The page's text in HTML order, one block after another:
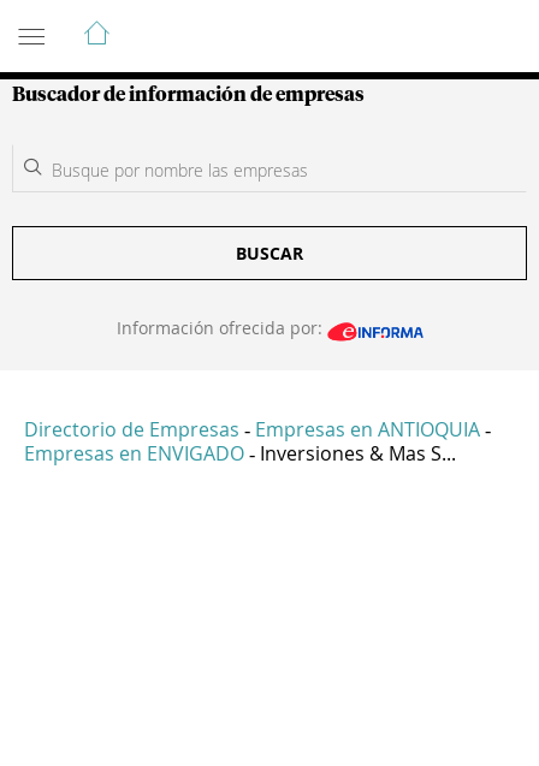
Guía de Empresas Colombianas
Buscador de información de empresas
BUSCAR
Información ofrecida por:
Directorio de Empresas - Empresas en ANTIOQUIA -
Empresas en ENVIGADO - Inversiones & Mas S...